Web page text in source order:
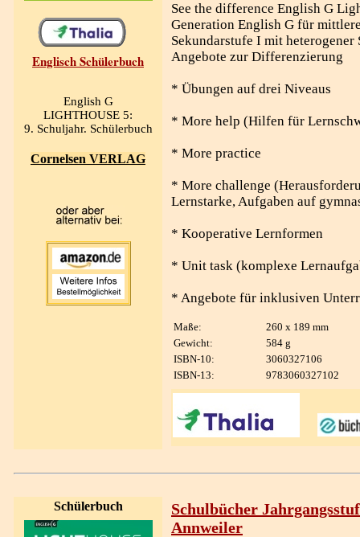
Englisch Schülerbuch
English G
LIGHTHOUSE 5:
9. Schuljahr. Schülerbuch
Cornelsen VERLAG
See the difference English G
Generation English G für
Sekundarstufe I mit
Angebote zur Differenzierung
* Übungen auf drei Niveaus
* More help (Hilfen für
* More practice
* More challenge
Lernstarke, Aufgaben auf
* Kooperative Lernformen
* Unit task (komplexe
* Angebote für inklusiven
Maße:
260 x 189 mm
Gewicht:
584 g
ISBN-10:
3060327106
ISBN-13:
9783060327102
Schülerbuch
Schulbücher
Annweiler